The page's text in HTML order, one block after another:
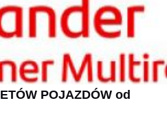
POJAZDÓW od